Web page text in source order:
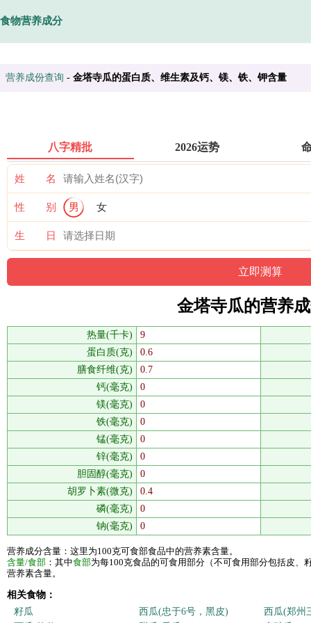
食物营养成分
营养成份查询 - 金塔寺瓜的蛋白质、维生素及钙、镁、铁、钾含量
八字精批 2026运势
姓 名
性 别 男 女
生 日
金塔寺瓜的营养
热量(千卡)
9
蛋白质(克)
0.6
膳食纤维(克)
0.7
钙(毫克)
0
镁(毫克)
0
铁(毫克)
0
锰(毫克)
0
锌(毫克)
0
胆固醇(毫克)
0
胡罗卜素(微克)
0.4
磷(毫克)
0
钠(毫克)
0
营养成分含量：这里为100克可食部食品中的营养素含量。
含量/食部 ：其中食部为每100克食品的可食用部分（不可食用部分包括皮、
营养素含量。
相关食物：
籽瓜
西瓜(忠于6号，黑皮)
西瓜(郑州